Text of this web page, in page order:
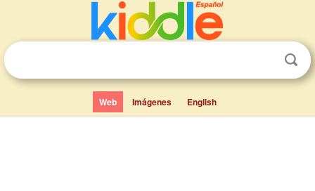
Web Imágenes English